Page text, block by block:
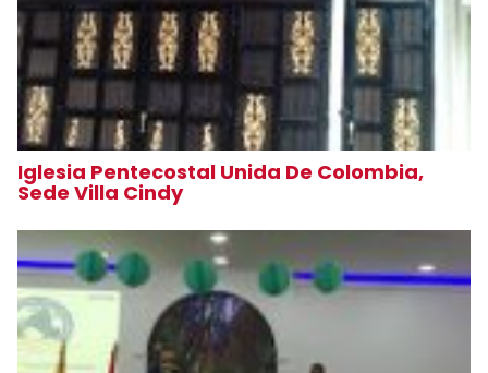
Iglesia Pentecostal Unida De Colombia,
Sede Villa Cindy